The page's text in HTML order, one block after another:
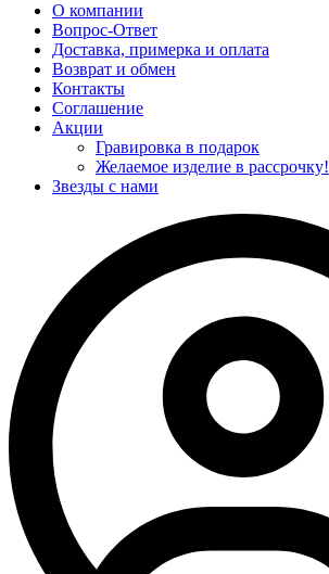
О компании
Вопрос-Ответ
Доставка, примерка и оплата
Возврат и обмен
Контакты
Соглашение
Акции
Гравировка в подарок
Желаемое изделие в рассрочку!
Звезды с нами